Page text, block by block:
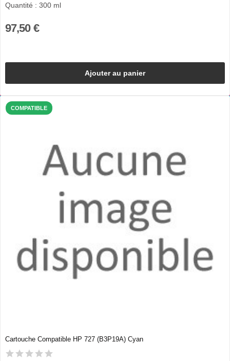
Quantité : 300 ml
97,50 €
Ajouter au panier
COMPATIBLE
Cartouche Compatible HP 727 (B3P19A) Cyan